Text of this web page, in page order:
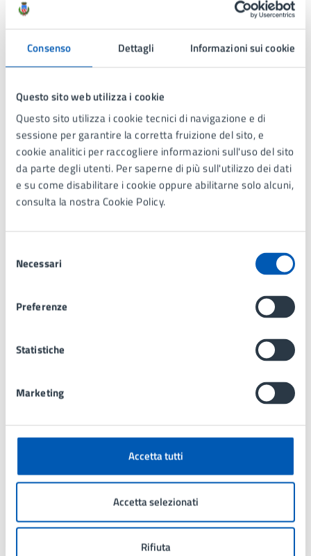
Consenso Dettagli Informazioni sui cookie
Questo sito web utilizza i cookie
Questo sito utilizza i cookie tecnici di navigazione e di
sessione per garantire la corretta fruizione del sito, e
cookie analitici per raccogliere informazioni sull'uso del sito
da parte degli utenti. Per saperne di più sull'utilizzo dei dati
e su come disabilitare i cookie oppure abilitarne solo alcuni,
consulta la nostra Cookie Policy.
delNecessari
Preferenze
Statistiche
Marketing
Accetta tutti
Accetta selezionati
Rifiuta
Contatti
Servizi Culturali e Museo
Telefono:039 73971
E-mail:cultura@comune.lissone.mb.it
PEC: pec@comunedilissone.it
Con il supporto di:
Tipo di evento: Proiezione cinematografica